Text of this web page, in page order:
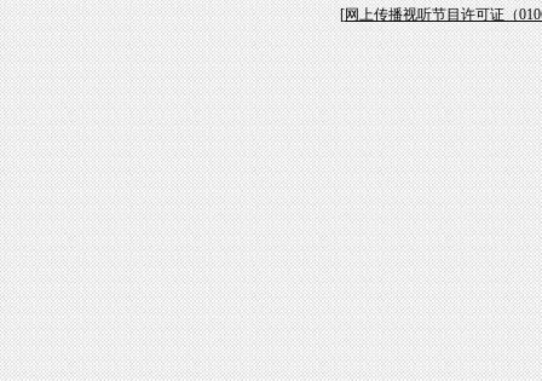
[网上传播视听节目许可证（